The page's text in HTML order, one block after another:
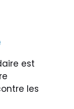
est
les